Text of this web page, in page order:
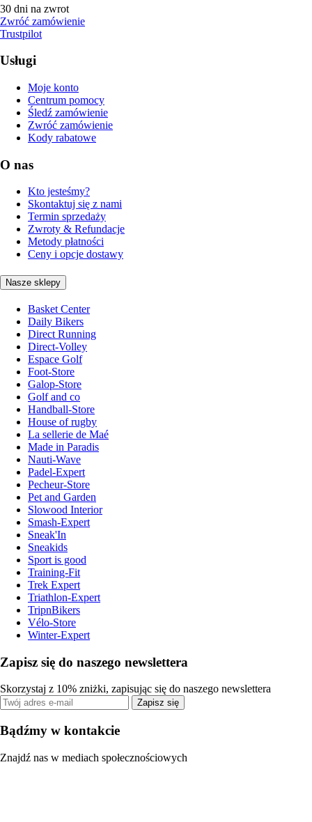
30 dni na zwrot
Zwróć zamówienie
Trustpilot
Usługi
Moje konto
Centrum pomocy
Śledź zamówienie
Zwróć zamówienie
Kody rabatowe
O nas
Kto jesteśmy?
Skontaktuj się z nami
Termin sprzedaży
Zwroty & Refundacje
Metody płatności
Ceny i opcje dostawy
Nasze sklepy
Basket Center
Daily Bikers
Direct Running
Direct-Volley
Espace Golf
Foot-Store
Galop-Store
Golf and co
Handball-Store
House of rugby
La sellerie de Maé
Made in Paradis
Nauti-Wave
Padel-Expert
Pecheur-Store
Pet and Garden
Slowood Interior
Smash-Expert
Sneak'In
Sneakids
Sport is good
Training-Fit
Trek Expert
Triathlon-Expert
TripnBikers
Vélo-Store
Winter-Expert
Zapisz się do naszego newslettera
Skorzystaj z 10% zniżki, zapisując się do naszego newslettera
Zapisz się
Bądźmy w kontakcie
Znajdź nas w mediach społecznościowych